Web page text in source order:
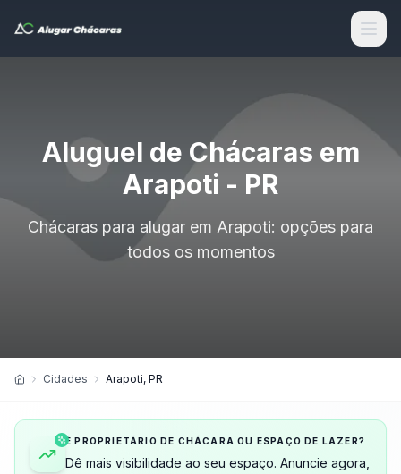
Aluguel de Chácaras em
Arapoti - PR
Chácaras para alugar em Arapoti: opções para
todos os momentos
Cidades Arapoti, PR
É PROPRIETÁRIO DE CHÁCARA OU ESPAÇO DE LAZER?
Dê mais visibilidade ao seu espaço. Anuncie agora,